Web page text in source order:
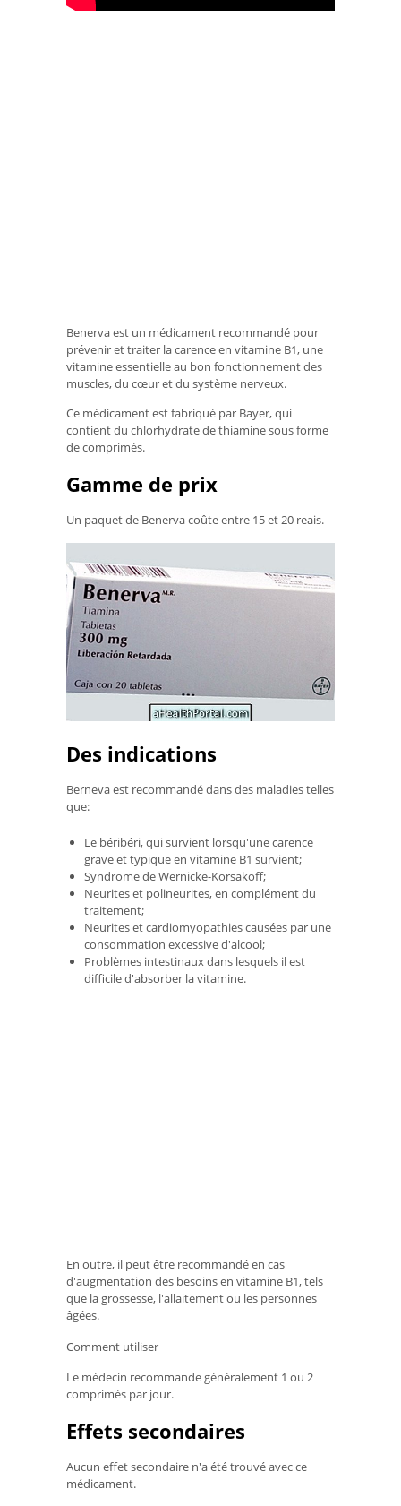
Benerva est un médicament recommandé pour
prévenir et traiter la carence en vitamine B1, une
vitamine essentielle au bon fonctionnement des
muscles, du cœur et du système nerveux.
Ce médicament est fabriqué par Bayer, qui
contient du chlorhydrate de thiamine sous forme
de comprimés.
Gamme de prix
Un paquet de Benerva coûte entre 15 et 20 reais.
Des indications
Berneva est recommandé dans des maladies telles
que:
Le béribéri, qui survient lorsqu'une carence
grave et typique en vitamine B1 survient;
Syndrome de Wernicke-Korsakoff;
Neurites et polineurites, en complément du
traitement;
Neurites et cardiomyopathies causées par une
consommation excessive d'alcool;
Problèmes intestinaux dans lesquels il est
difficile d'absorber la vitamine.
En outre, il peut être recommandé en cas
d'augmentation des besoins en vitamine B1, tels
que la grossesse, l'allaitement ou les personnes
âgées.
Comment utiliser
Le médecin recommande généralement 1 ou 2
comprimés par jour.
Effets secondaires
Aucun effet secondaire n'a été trouvé avec ce
médicament.